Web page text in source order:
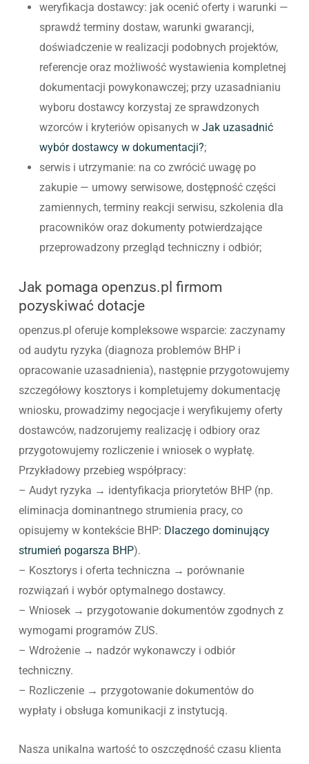
weryfikacja dostawcy: jak ocenić oferty i warunki —
sprawdź terminy dostaw, warunki gwarancji,
doświadczenie w realizacji podobnych projektów,
referencje oraz możliwość wystawienia kompletnej
dokumentacji powykonawczej; przy uzasadnianiu
wyboru dostawcy korzystaj ze sprawdzonych
wzorców i kryteriów opisanych w Jak uzasadnić
wybór dostawcy w dokumentacji?;
serwis i utrzymanie: na co zwrócić uwagę po
zakupie — umowy serwisowe, dostępność części
zamiennych, terminy reakcji serwisu, szkolenia dla
pracowników oraz dokumenty potwierdzające
przeprowadzony przegląd techniczny i odbiór;
Jak pomaga openzus.pl firmom
pozyskiwać dotacje
openzus.pl oferuje kompleksowe wsparcie: zaczynamy
od audytu ryzyka (diagnoza problemów BHP i
opracowanie uzasadnienia), następnie przygotowujemy
szczegółowy kosztorys i kompletujemy dokumentację
wniosku, prowadzimy negocjacje i weryfikujemy oferty
dostawców, nadzorujemy realizację i odbiory oraz
przygotowujemy rozliczenie i wniosek o wypłatę.
Przykładowy przebieg współpracy:
– Audyt ryzyka → identyfikacja priorytetów BHP (np.
eliminacja dominantnego strumienia pracy, co
opisujemy w kontekście BHP: Dlaczego dominujący
strumień pogarsza BHP).
– Kosztorys i oferta techniczna → porównanie
rozwiązań i wybór optymalnego dostawcy.
– Wniosek → przygotowanie dokumentów zgodnych z
wymogami programów ZUS.
– Wdrożenie → nadzór wykonawczy i odbiór
techniczny.
– Rozliczenie → przygotowanie dokumentów do
wypłaty i obsługa komunikacji z instytucją.
Nasza unikalna wartość to oszczędność czasu klienta